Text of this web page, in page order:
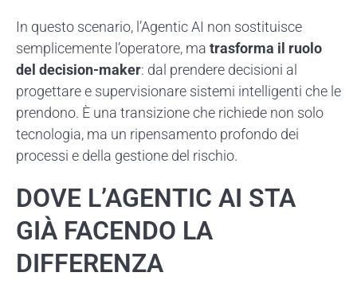
In questo scenario, l’Agentic AI non sostituisce
semplicemente l’operatore, ma trasforma il ruolo
del decision-maker: dal prendere decisioni al
progettare e supervisionare sistemi intelligenti che le
prendono. È una transizione che richiede non solo
tecnologia, ma un ripensamento profondo dei
processi e della gestione del rischio.
DOVE L’AGENTIC AI STA
GIÀ FACENDO LA
DIFFERENZA